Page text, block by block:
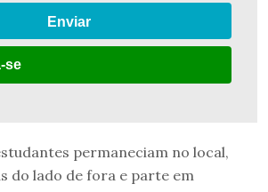
Enviar
se
permaneciam no local,
do lado de fora e parte em